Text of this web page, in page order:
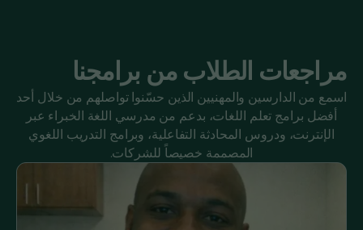
مراجعات الطلاب من برامجنا
اسمع من الدارسين والمهنيين الذين حسّنوا تواصلهم من خلال أحد
أفضل برامج تعلم اللغات، بدعم من مدرسي اللغة الخبراء عبر
الإنترنت، ودروس المحادثة التفاعلية، وبرامج التدريب اللغوي
المصممة خصيصاً للشركات.